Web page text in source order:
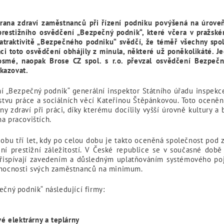
zdraví zaměstnanců při řízení podniku povýšená na
osvědčení „Bezpečný podnik“, které včera v
„Bezpečného podniku“ svědčí, že téměř všechny
toto osvědčení obhájily z minula, některé už poněkolikáté.
naopak Brose CZ spol. s r.o. převzal osvědčení
podnik“ generální inspektor Státního úřadu
práce a sociálních věcí Kateřinou Štěpánkovou. Toto
zdraví při práci, díky kterému docílily vyšší úrovně kultury a
pracovištích.
tří let, kdy po celou dobu je takto oceněná společnost
prestižní záležitostí. V České republice se v současné
zavedením a důsledným uplatňováním systémového
svých zaměstnanců na minimum.
podnik“ následující firmy:
elektrárny a teplárny